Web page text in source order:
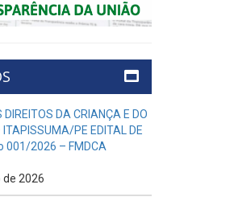
DA CRIANÇA E DO
PE EDITAL DE
001/2026 – FMDCA
de 2026